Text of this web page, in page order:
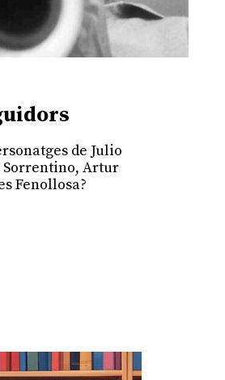
de Julio
Sorrentino, Artur
Fenollosa?